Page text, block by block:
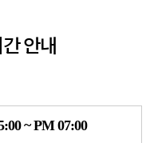
안내
~ PM 07:00